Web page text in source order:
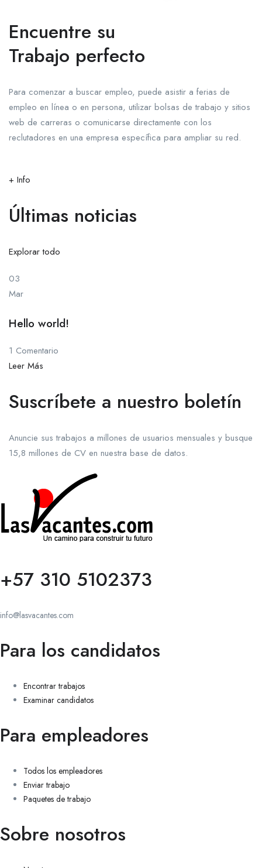
Encuentre su
Trabajo perfecto
Para comenzar a buscar empleo, puede asistir a ferias de
empleo en línea o en persona, utilizar bolsas de trabajo y sitios
web de carreras o comunicarse directamente con los
reclutadores en una empresa específica para ampliar su red.
+ Info
Últimas noticias
Explorar todo
03
Mar
Hello world!
1 Comentario
Leer Más
Suscríbete a nuestro boletín
Anuncie sus trabajos a millones de usuarios mensuales y busque
15,8 millones de CV en nuestra base de datos.
+57 310 5102373
info@lasvacantes.com
Para los candidatos
Encontrar trabajos
Examinar candidatos
Para empleadores
Todos los empleadores
Enviar trabajo
Paquetes de trabajo
Sobre nosotros